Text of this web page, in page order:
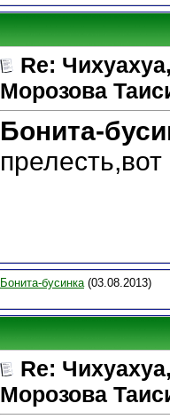
Re:
Морозова
Бонита-
Бонита-бусинка(03.08.2013)
Re:
Морозова